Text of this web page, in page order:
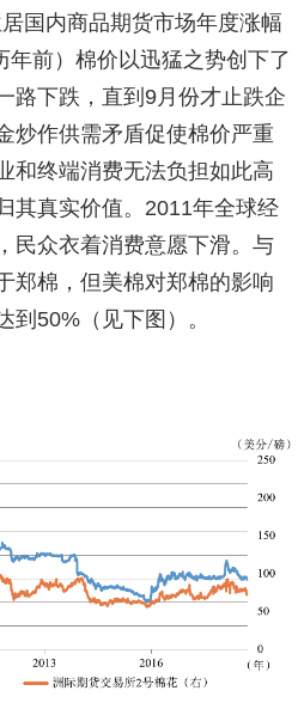
国内商品期货市场年度涨幅
年前）棉价以迅猛之势创下了
路下跌，直到9月份才止跌企
炒作供需矛盾促使棉价严重
和终端消费无法负担如此高
其真实价值。2011年全球经
民众衣着消费意愿下滑。与
郑棉，但美棉对郑棉的影响
到50%（见下图）。